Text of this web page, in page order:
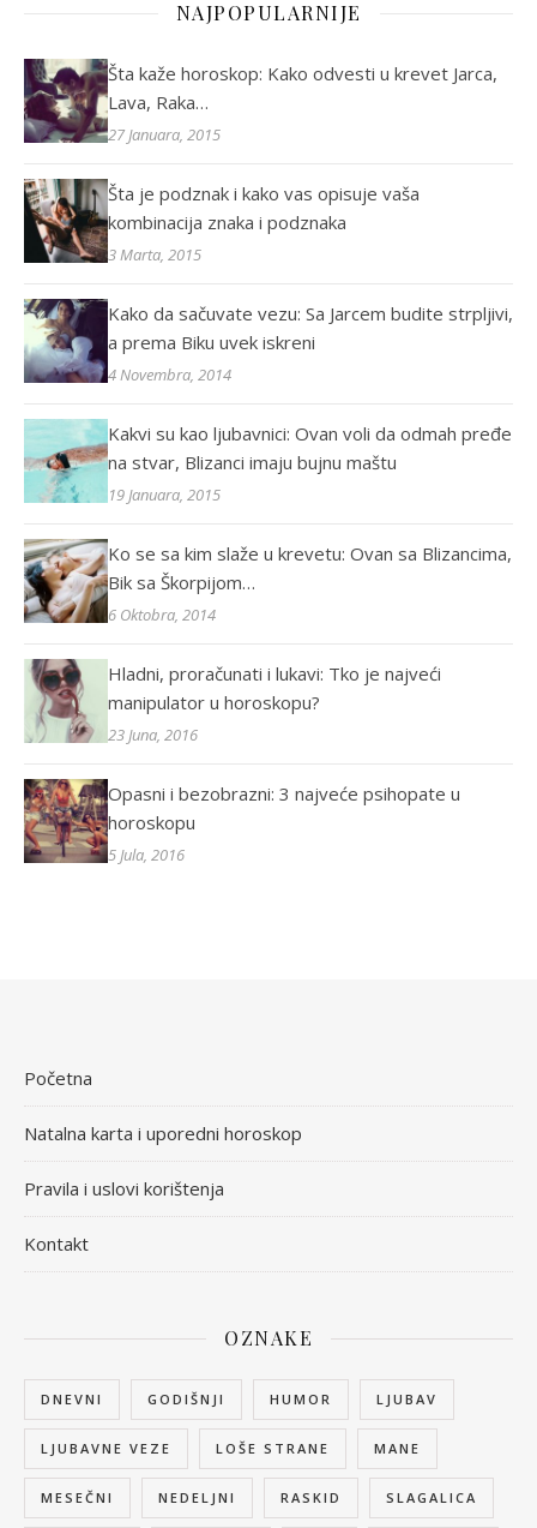
NAJPOPULARNIJE
Šta kaže horoskop: Kako odvesti u krevet Jarca,
Lava, Raka…
27 Januara, 2015
Šta je podznak i kako vas opisuje vaša
kombinacija znaka i podznaka
3 Marta, 2015
Kako da sačuvate vezu: Sa Jarcem budite strpljivi,
a prema Biku uvek iskreni
4 Novembra, 2014
Kakvi su kao ljubavnici: Ovan voli da odmah pređe
na stvar, Blizanci imaju bujnu maštu
19 Januara, 2015
Ko se sa kim slaže u krevetu: Ovan sa Blizancima,
Bik sa Škorpijom…
6 Oktobra, 2014
Hladni, proračunati i lukavi: Tko je najveći
manipulator u horoskopu?
23 Juna, 2016
Opasni i bezobrazni: 3 najveće psihopate u
horoskopu
5 Jula, 2016
Početna
Natalna karta i uporedni horoskop
Pravila i uslovi korištenja
Kontakt
OZNAKE
DNEVNI GODIŠNJI HUMOR LJUBAV
LJUBAVNE VEZE LOŠE STRANE MANE
MESEČNI NEDELJNI RASKID SLAGALICA